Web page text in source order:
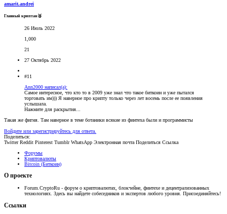
amarit.andrei
Главный криптан🥈
26 Июль 2022
1,000
21
27 Октябрь 2022
#11
Ann2000 написал(а):
Самое интересное, что кто то в 2009 уже знал что такое биткоин и уже пытался
торговать им))) Я наверное про крипту только через лет восемь после ее появления
услышала.
Нажмите для раскрытия...
Такая же фигня. Там наверное в теме ботаники всякие из финтеха были и программисты
Войдите или зарегистрируйтесь для ответа.
Поделиться:
Twitter Reddit Pinterest Tumblr WhatsApp Электронная почта Поделиться Ссылка
Форумы
Криптовалюты
Bitcoin (Биткоин)
О проекте
Forum.CryptoRu - форум о криптовалютах, блокчейне, финтехе и децентрализованных
технологиях. Здесь вы найдете собеседников и экспертов любого уровня. Присоединяйтесь!
Ссылки